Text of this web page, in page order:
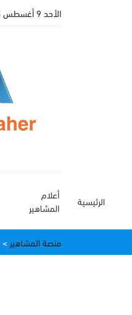
اﻷحد 9 أغسطس 2026
الرئيسية
أعلام
المشاهير
منصة المشاهير >